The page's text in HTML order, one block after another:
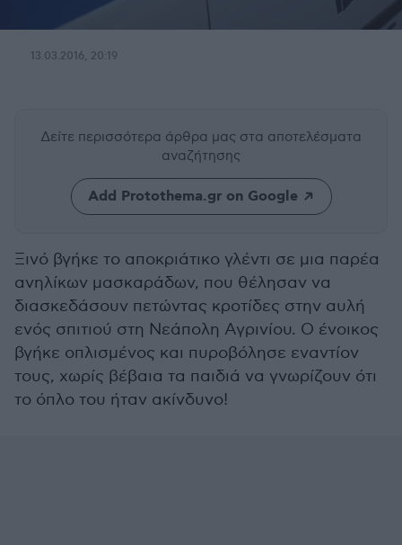
13.03.2016, 20:19
Δείτε περισσότερα άρθρα μας στα αποτελέσματα
αναζήτησης
Add Protothema.gr on Google
Ξινό βγήκε το αποκριάτικο γλέντι σε μια παρέα
ανηλίκων μασκαράδων, που θέλησαν να
διασκεδάσουν πετώντας κροτίδες στην αυλή
ενός σπιτιού στη Νεάπολη Αγρινίου. Ο ένοικος
βγήκε οπλισμένος και πυροβόλησε εναντίον
τους, χωρίς βέβαια τα παιδιά να γνωρίζουν ότι
το όπλο του ήταν ακίνδυνο!